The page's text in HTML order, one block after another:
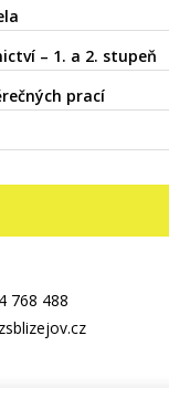
– 1. a 2. stupeň
prací
768 488